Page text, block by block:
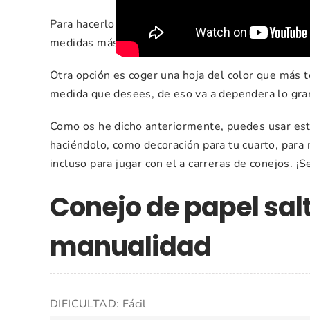
Para hacerlo he usado un papel de 20 x 20 (alto
medidas más utilizado para hacer figuras de
Otra opción es coger una hoja del color que más
medida que desees, de eso va a dependera lo
Como os he dicho anteriormente, puedes usar
haciéndolo, como decoración para tu cuarto,
incluso para jugar con el a carreras de conejos.
Conejo de papel
manualidad
DIFICULTAD: Fácil